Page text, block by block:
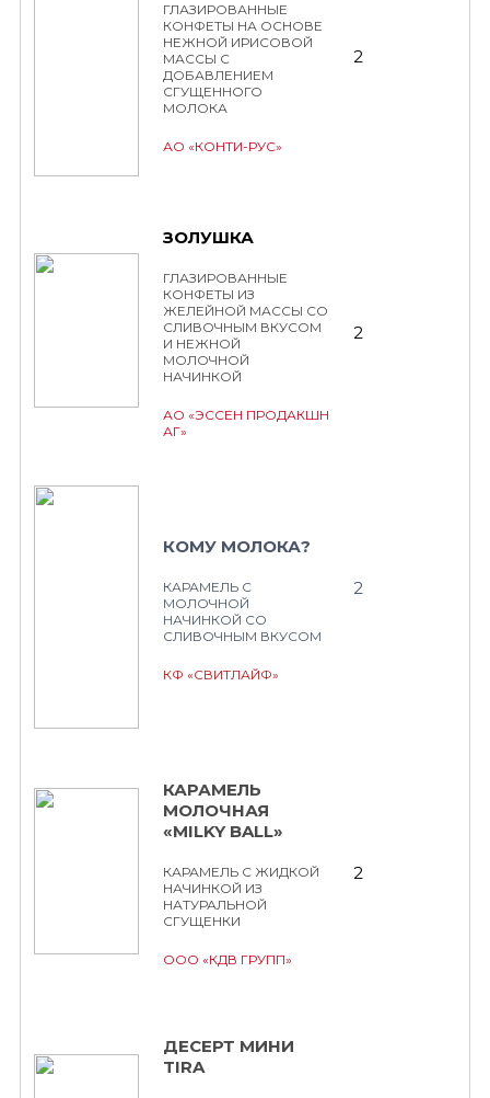
ГЛАЗИРОВАННЫЕ
КОНФЕТЫ НА ОСНОВЕ
НЕЖНОЙ ИРИСОВОЙ
МАССЫ С
ДОБАВЛЕНИЕМ
СГУЩЕННОГО
МОЛОКА
АО «КОНТИ-РУС»
2
ЗОЛУШКА
ГЛАЗИРОВАННЫЕ
КОНФЕТЫ ИЗ
ЖЕЛЕЙНОЙ МАССЫ СО
СЛИВОЧНЫМ ВКУСОМ
И НЕЖНОЙ
МОЛОЧНОЙ
НАЧИНКОЙ
АО «ЭССЕН ПРОДАКШН
АГ»
2
КОМУ МОЛОКА?
КАРАМЕЛЬ С
МОЛОЧНОЙ
НАЧИНКОЙ СО
СЛИВОЧНЫМ ВКУСОМ
КФ «СВИТЛАЙФ»
2
КАРАМЕЛЬ
МОЛОЧНАЯ
«MILKY BALL»
КАРАМЕЛЬ С ЖИДКОЙ
НАЧИНКОЙ ИЗ
НАТУРАЛЬНОЙ
СГУЩЕНКИ
ООО «КДВ ГРУПП»
2
ДЕСЕРТ МИНИ
TIRA